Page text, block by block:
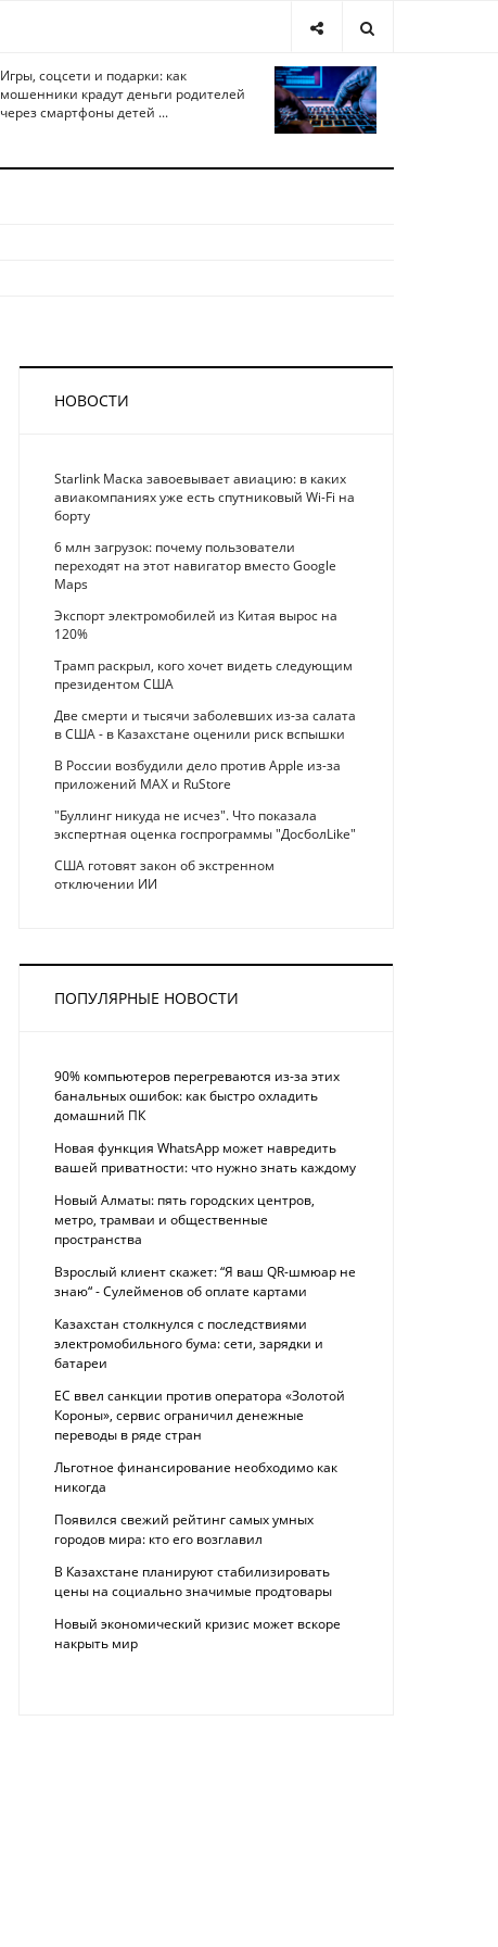
Игры, соцсети и подарки: как
мошенники крадут деньги родителей
через смартфоны детей ...
НОВОСТИ
Starlink Маска завоевывает авиацию: в каких
авиакомпаниях уже есть спутниковый Wi-Fi на
борту
6 млн загрузок: почему пользователи
переходят на этот навигатор вместо Google
Maps
Экспорт электромобилей из Китая вырос на
120%
Трамп раскрыл, кого хочет видеть следующим
президентом США
Две смерти и тысячи заболевших из-за салата
в США - в Казахстане оценили риск вспышки
В России возбудили дело против Apple из-за
приложений MAX и RuStore
"Буллинг никуда не исчез". Что показала
экспертная оценка госпрограммы "ДосболLike"
США готовят закон об экстренном
отключении ИИ
ПОПУЛЯРНЫЕ НОВОСТИ
90% компьютеров перегреваются из-за этих
банальных ошибок: как быстро охладить
домашний ПК
Новая функция WhatsApp может навредить
вашей приватности: что нужно знать каждому
Новый Алматы: пять городских центров,
метро, трамваи и общественные
пространства
Взрослый клиент скажет: “Я ваш QR-шмюар не
знаю“ - Сулейменов об оплате картами
Казахстан столкнулся с последствиями
электромобильного бума: сети, зарядки и
батареи
ЕС ввел санкции против оператора «Золотой
Короны», сервис ограничил денежные
переводы в ряде стран
Льготное финансирование необходимо как
никогда
Появился свежий рейтинг самых умных
городов мира: кто его возглавил
В Казахстане планируют стабилизировать
цены на социально значимые продтовары
Новый экономический кризис может вскоре
накрыть мир